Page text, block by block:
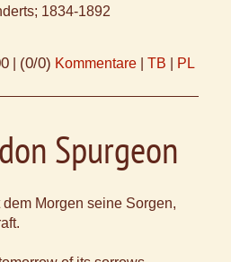
1834-1892
(0/0) Kommentare TB PL
Spurgeon
Morgen seine Sorgen,